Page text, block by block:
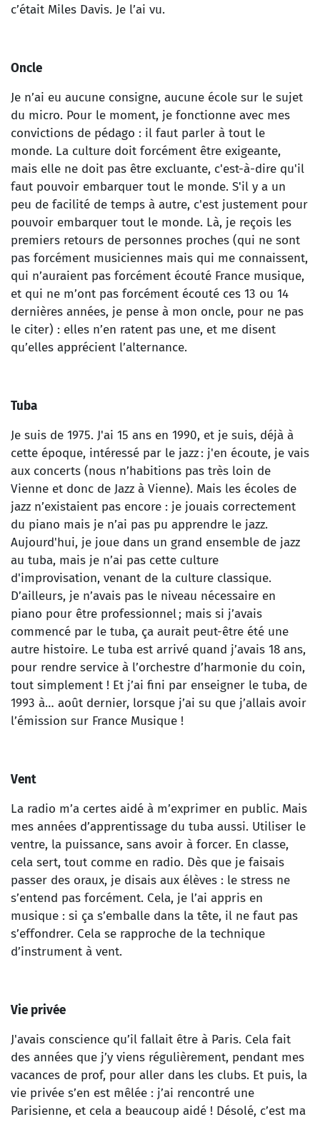
c’était Miles Davis. Je l’ai vu.
Oncle
Je n’ai eu aucune consigne, aucune école sur le sujet
du micro. Pour le moment, je fonctionne avec mes
convictions de pédago : il faut parler à tout le
monde. La culture doit forcément être exigeante,
mais elle ne doit pas être excluante, c'est-à-dire qu'il
faut pouvoir embarquer tout le monde. S'il y a un
peu de facilité de temps à autre, c'est justement pour
pouvoir embarquer tout le monde. Là, je reçois les
premiers retours de personnes proches (qui ne sont
pas forcément musiciennes mais qui me connaissent,
qui n’auraient pas forcément écouté France musique,
et qui ne m’ont pas forcément écouté ces 13 ou 14
dernières années, je pense à mon oncle, pour ne pas
le citer) : elles n’en ratent pas une, et me disent
qu’elles apprécient l’alternance.
Tuba
Je suis de 1975. J'ai 15 ans en 1990, et je suis, déjà à
cette époque, intéressé par le jazz : j'en écoute, je vais
aux concerts (nous n’habitions pas très loin de
Vienne et donc de Jazz à Vienne). Mais les écoles de
jazz n’existaient pas encore : je jouais correctement
du piano mais je n’ai pas pu apprendre le jazz.
Aujourd'hui, je joue dans un grand ensemble de jazz
au tuba, mais je n’ai pas cette culture
d'improvisation, venant de la culture classique.
D’ailleurs, je n’avais pas le niveau nécessaire en
piano pour être professionnel ; mais si j’avais
commencé par le tuba, ça aurait peut-être été une
autre histoire. Le tuba est arrivé quand j’avais 18 ans,
pour rendre service à l’orchestre d’harmonie du coin,
tout simplement ! Et j’ai fini par enseigner le tuba, de
1993 à… août dernier, lorsque j’ai su que j’allais avoir
l’émission sur France Musique !
Vent
La radio m’a certes aidé à m’exprimer en public. Mais
mes années d’apprentissage du tuba aussi. Utiliser le
ventre, la puissance, sans avoir à forcer. En classe,
cela sert, tout comme en radio. Dès que je faisais
passer des oraux, je disais aux élèves : le stress ne
s’entend pas forcément. Cela, je l’ai appris en
musique : si ça s’emballe dans la tête, il ne faut pas
s’effondrer. Cela se rapproche de la technique
d’instrument à vent.
Vie privée
J'avais conscience qu’il fallait être à Paris. Cela fait
des années que j’y viens régulièrement, pendant mes
vacances de prof, pour aller dans les clubs. Et puis, la
vie privée s’en est mêlée : j’ai rencontré une
Parisienne, et cela a beaucoup aidé ! Désolé, c’est ma